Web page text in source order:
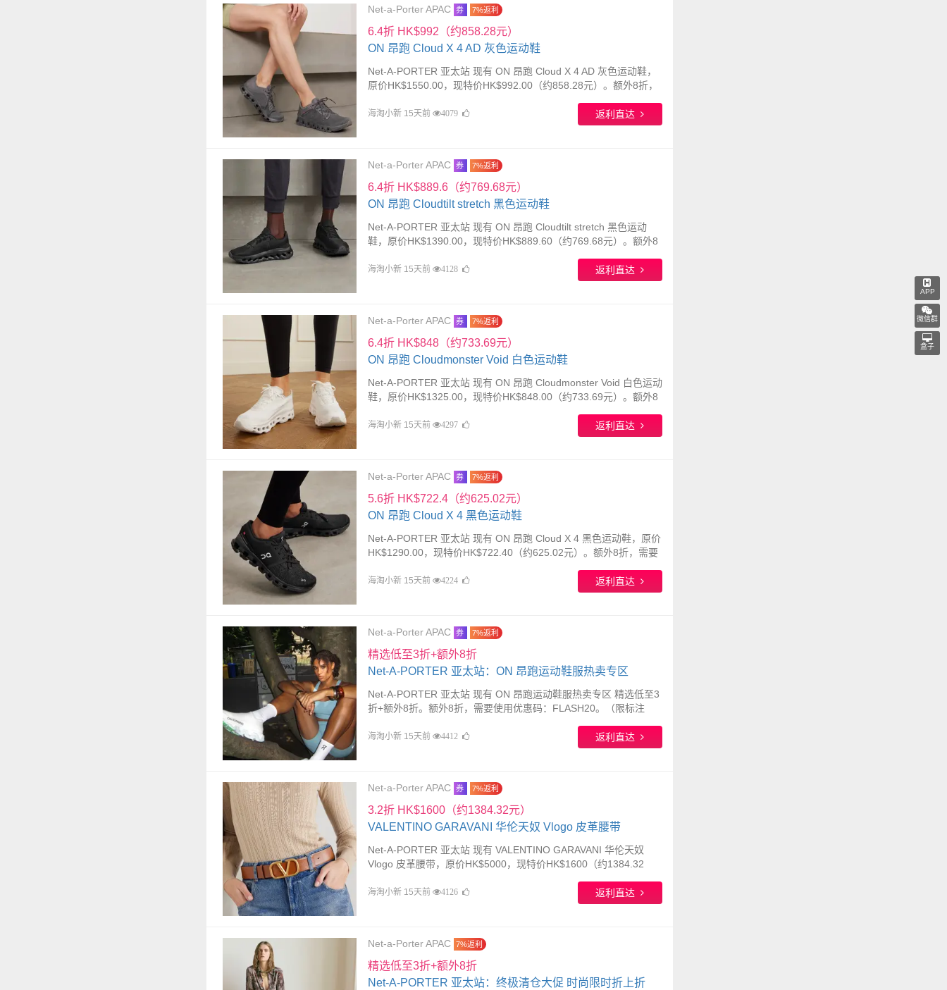
Net-a-Porter APAC 券 7%返利
6.4折 HK$992（约858.28元）
ON 昂跑 Cloud X 4 AD 灰色运动鞋
Net-A-PORTER 亚太站 现有 ON 昂跑 Cloud X 4 AD 灰色运动鞋，
原价HK$1550.00，现特价HK$992.00（约858.28元）。额外8折，
海淘小新 15天前 4079 返利直达
Net-a-Porter APAC 券 7%返利
6.4折 HK$889.6（约769.68元）
ON 昂跑 Cloudtilt stretch 黑色运动鞋
Net-A-PORTER 亚太站 现有 ON 昂跑 Cloudtilt stretch 黑色运动
鞋，原价HK$1390.00，现特价HK$889.60（约769.68元）。额外8
海淘小新 15天前 4128 返利直达
Net-a-Porter APAC 券 7%返利
6.4折 HK$848（约733.69元）
ON 昂跑 Cloudmonster Void 白色运动鞋
Net-A-PORTER 亚太站 现有 ON 昂跑 Cloudmonster Void 白色运动
鞋，原价HK$1325.00，现特价HK$848.00（约733.69元）。额外8
海淘小新 15天前 4297 返利直达
Net-a-Porter APAC 券 7%返利
5.6折 HK$722.4（约625.02元）
ON 昂跑 Cloud X 4 黑色运动鞋
Net-A-PORTER 亚太站 现有 ON 昂跑 Cloud X 4 黑色运动鞋，原价
HK$1290.00，现特价HK$722.40（约625.02元）。额外8折，需要
海淘小新 15天前 4224 返利直达
Net-a-Porter APAC 券 7%返利
精选低至3折+额外8折
Net-A-PORTER 亚太站：ON 昂跑运动鞋服热卖专区
Net-A-PORTER 亚太站 现有 ON 昂跑运动鞋服热卖专区 精选低至3
折+额外8折。额外8折，需要使用优惠码：FLASH20。（限标注
日。
海淘小新 15天前 4412 返利直达
Net-a-Porter APAC 券 7%返利
3.2折 HK$1600（约1384.32元）
VALENTINO GARAVANI 华伦天奴 Vlogo 皮革腰带
Net-A-PORTER 亚太站 现有 VALENTINO GARAVANI 华伦天奴
Vlogo 皮革腰带，原价HK$5000，现特价HK$1600（约1384.32
效。
海淘小新 15天前 4126 返利直达
Net-a-Porter APAC 7%返利
精选低至3折+额外8折
Net-A-PORTER 亚太站：终极清仓大促 时尚限时折上折
APP
微信群
盒子